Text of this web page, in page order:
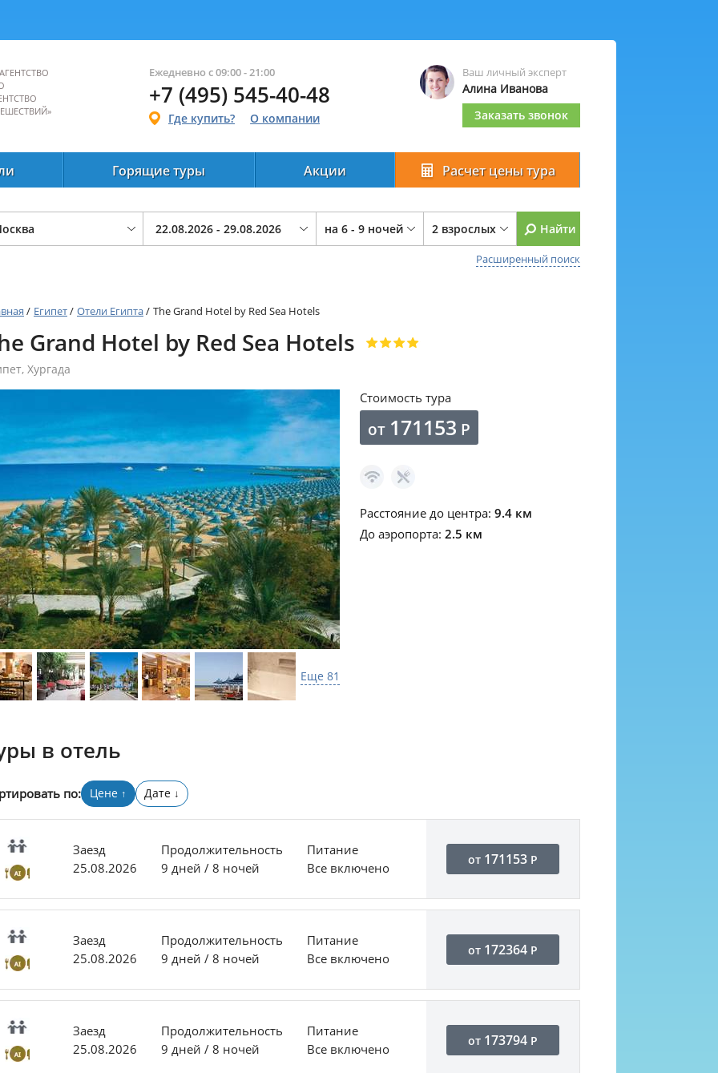
Ежедневно с 09:00 - 21:00
+7 (495) 545-40-48
Где купить? О компании
Ваш личный эксперт
Алина Иванова
Заказать звонок
Горящие туры Акции Расчет цены тура
на 6 - 9 ночей 2 взрослых Найти
Расширенный поиск
/ Египет/ Отели Египта/ The Grand Hotel by Red Sea Hotels
Grand Hotel by Red Sea Hotels
, Хургада
Еще 81
Стоимость тура
от 171153 Р
Расстояние до центра: 9.4 км
До аэропорта: 2.5 км
в отель
по: Цене ↑ Дате ↓
Заезд
25.08.2026
Продолжительность
9 дней / 8 ночей
Питание
Все включено
от 171153 Р
Заезд
25.08.2026
Продолжительность
9 дней / 8 ночей
Питание
Все включено
от 172364 Р
Заезд
25.08.2026
Продолжительность
9 дней / 8 ночей
Питание
Все включено
от 173794 Р